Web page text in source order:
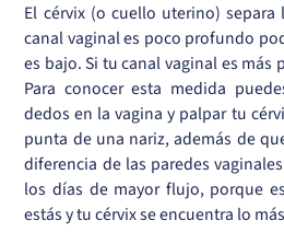
El cérvix (o cuello uterino)
canal vaginal es poco profundo
es bajo. Si tu canal vaginal es más
Para conocer esta medida
dedos en la vagina y palpar tu
punta de una nariz, además de
diferencia de las paredes
los días de mayor flujo, porque
estás y tu cérvix se encuentra lo